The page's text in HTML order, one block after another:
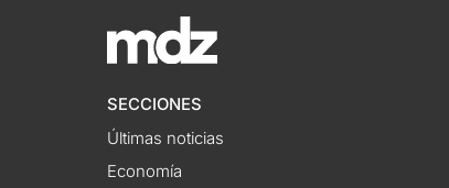
SECCIONES
Últimas noticias
Economía